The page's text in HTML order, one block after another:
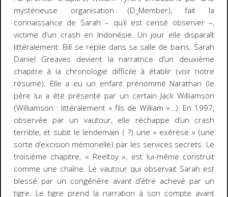
mystérieuse organisation (D_Member), fait la
connaissance de Sarah – qu’il est censé observer –,
victime d’un crash en Indonésie. Un jour elle disparaît
littéralement. Bill se replie dans sa salle de bains. Sarah
Daniel Greaves devient la narratrice d’un deuxième
chapitre à la chronologie difficile à établir (voir notre
résumé). Elle a eu un enfant prénommé Narathan (le
père lui a été présenté par un certain Jack Williamson
(Williamson : littéralement « fils de William »…). En 1997,
observée par un vautour, elle réchappe d’un crash
terrible, et subit le lendemain ( ?) une « exérèse » (une
sorte d’excision mémorielle) par les services secrets. Le
troisième chapitre, « Reeltoy », est lui-même construit
comme une chaîne. Le vautourqui observait Sarah est
blessé par un congénère avant d’être achevé par un
tigre. Le tigre prend la narration à son compte avant